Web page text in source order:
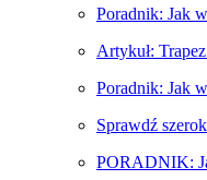
Poradnik: Jak
Artykuł:
Poradnik: Jak
Sprawdź
PORADNIK: